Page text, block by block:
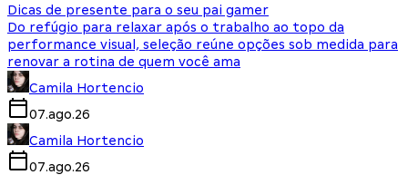
Dicas de presente para o seu pai gamer
Do refúgio para relaxar após o trabalho ao topo da
performance visual, seleção reúne opções sob medida para
renovar a rotina de quem você ama
Camila Hortencio
07.ago.26
Camila Hortencio
07.ago.26